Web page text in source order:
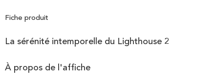
Fiche produit
La sérénité intemporelle du Lighthouse 2
À propos de l'affiche